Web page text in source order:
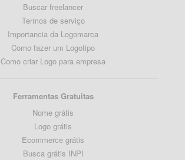
Buscar freelancer
Termos de serviço
Importancia da Logomarca
Como fazer um Logotipo
Como criar Logo para empresa
Ferramentas Gratuitas
Nome grátis
Logo grátis
Ecommerce grátis
Busca grátis INPI